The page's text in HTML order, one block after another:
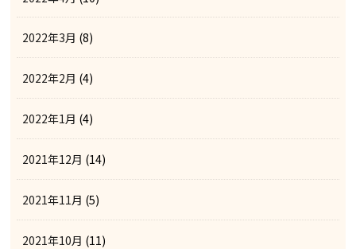
2022年3月 (8)
2022年2月 (4)
2022年1月 (4)
2021年12月 (14)
2021年11月 (5)
2021年10月 (11)